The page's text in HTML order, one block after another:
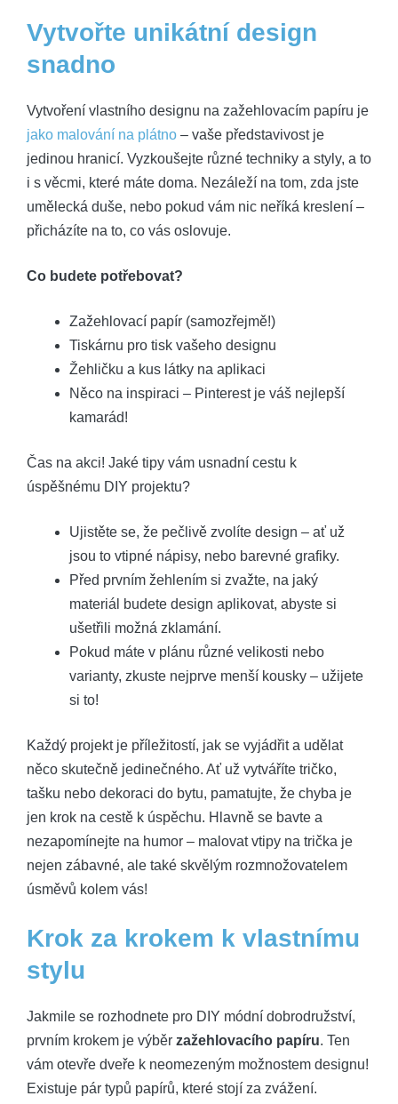
Vytvořte unikátní design
snadno
Vytvoření vlastního designu na zažehlovacím papíru je
jako malování na plátno – vaše představivost je
jedinou hranicí. Vyzkoušejte různé techniky a styly, a to
i s věcmi, které máte doma. Nezáleží na tom, zda jste
umělecká duše, nebo pokud vám nic neříká kreslení –
přicházíte na to, co vás oslovuje.
Co budete potřebovat?
Zažehlovací papír (samozřejmě!)
Tiskárnu pro tisk vašeho designu
Žehličku a kus látky na aplikaci
Něco na inspiraci – Pinterest je váš nejlepší
kamarád!
Čas na akci! Jaké tipy vám usnadní cestu k
úspěšnému DIY projektu?
Ujistěte se, že pečlivě zvolíte design – ať už
jsou to vtipné nápisy, nebo barevné grafiky.
Před prvním žehlením si zvažte, na jaký
materiál budete design aplikovat, abyste si
ušetřili možná zklamání.
Pokud máte v plánu různé velikosti nebo
varianty, zkuste nejprve menší kousky – užijete
si to!
Každý projekt je příležitostí, jak se vyjádřit a udělat
něco skutečně jedinečného. Ať už vytváříte tričko,
tašku nebo dekoraci do bytu, pamatujte, že chyba je
jen krok na cestě k úspěchu. Hlavně se bavte a
nezapomínejte na humor – malovat vtipy na trička je
nejen zábavné, ale také skvělým rozmnožovatelem
úsměvů kolem vás!
Krok za krokem k vlastnímu
stylu
Jakmile se rozhodnete pro DIY módní dobrodružství,
prvním krokem je výběr zažehlovacího papíru. Ten
vám otevře dveře k neomezeným možnostem designu!
Existuje pár typů papírů, které stojí za zvážení.